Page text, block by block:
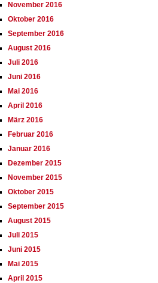
November 2016
Oktober 2016
September 2016
August 2016
Juli 2016
Juni 2016
Mai 2016
April 2016
März 2016
Februar 2016
Januar 2016
Dezember 2015
November 2015
Oktober 2015
September 2015
August 2015
Juli 2015
Juni 2015
Mai 2015
April 2015